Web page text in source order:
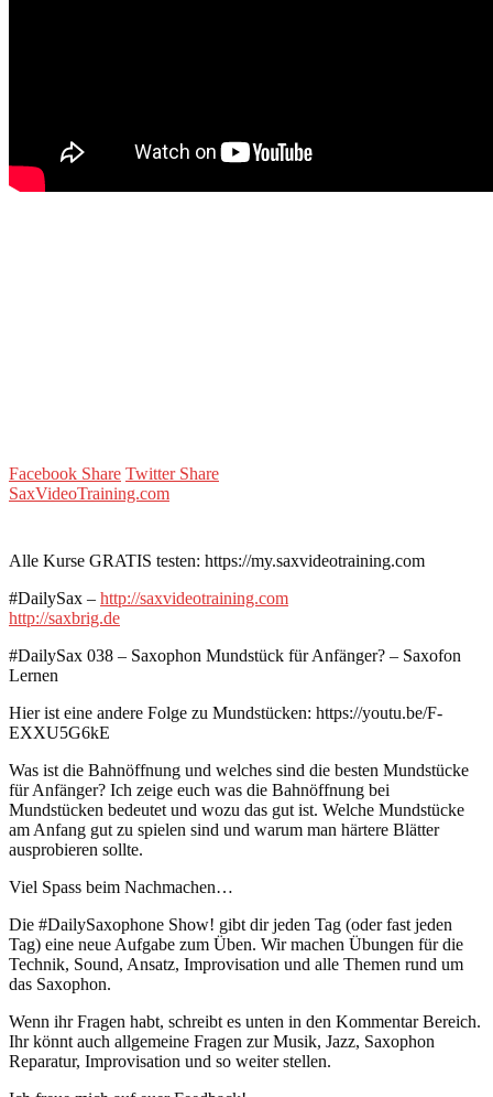
Facebook Share Twitter Share
SaxVideoTraining.com
Alle Kurse GRATIS testen: https://my.saxvideotraining.com
#DailySax – http://saxvideotraining.com
http://saxbrig.de
#DailySax 038 – Saxophon Mundstück für Anfänger? – Saxofon
Lernen
Hier ist eine andere Folge zu Mundstücken: https://youtu.be/F-
EXXU5G6kE
Was ist die Bahnöffnung und welches sind die besten Mundstücke
für Anfänger? Ich zeige euch was die Bahnöffnung bei
Mundstücken bedeutet und wozu das gut ist. Welche Mundstücke
am Anfang gut zu spielen sind und warum man härtere Blätter
ausprobieren sollte.
Viel Spass beim Nachmachen…
Die #DailySaxophone Show! gibt dir jeden Tag (oder fast jeden
Tag) eine neue Aufgabe zum Üben. Wir machen Übungen für die
Technik, Sound, Ansatz, Improvisation und alle Themen rund um
das Saxophon.
Wenn ihr Fragen habt, schreibt es unten in den Kommentar Bereich.
Ihr könnt auch allgemeine Fragen zur Musik, Jazz, Saxophon
Reparatur, Improvisation und so weiter stellen.